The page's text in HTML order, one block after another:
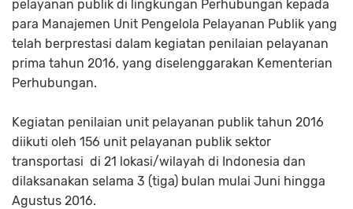
pelayanan publik di lingkungan Perhubungan kepada
para Manajemen Unit Pengelola Pelayanan Publik yang
telah berprestasi dalam kegiatan penilaian pelayanan
prima tahun 2016, yang diselenggarakan Kementerian
Perhubungan.
Kegiatan penilaian unit pelayanan publik tahun 2016
diikuti oleh 156 unit pelayanan publik sektor
transportasi di 21 lokasi/wilayah di Indonesia dan
dilaksanakan selama 3 (tiga) bulan mulai Juni hingga
Agustus 2016.